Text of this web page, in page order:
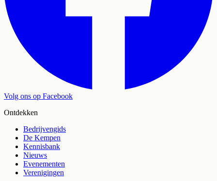
Volg ons op Facebook
Ontdekken
Bedrijvengids
De Kempen
Kennisbank
Nieuws
Evenementen
Verenigingen